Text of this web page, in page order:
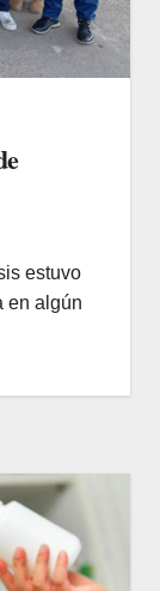
estuvo
en algún